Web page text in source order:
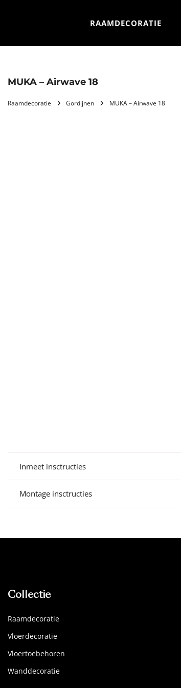
RAAMDECORATIE
MUKA – Airwave 18
Raamdecoratie Gordijnen MUKA – Airwave 18
Inmeet insctructies
Montage insctructies
Collectie
Raamdecoratie
Vloerdecoratie
Vloertoebehoren
Wanddecoratie